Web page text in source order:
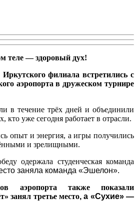
теле — здоровый дух!
филиала встретились с
аэропорта в дружеском турнире
в течение трёх дней и объединили
кто уже сегодня работает в отрасли.
опыт и энергия, а игры получились
и зрелищными.
одержала студенческая команда
заняла команда «Эшелон».
аэропорта также показали
занял третье место, а «Сухие» —